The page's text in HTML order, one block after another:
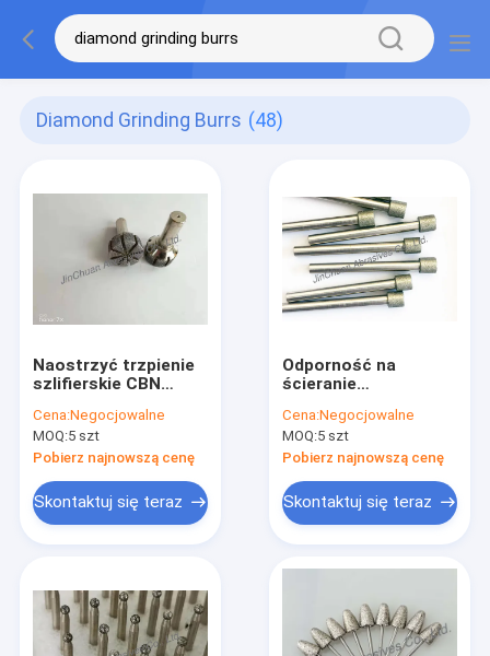
Diamond Grinding Burrs (48)
Naostrzyć trzpienie
szlifierskie CBN
do szlifowania dla
przemysłu
maszynowego
Cena:Negocjowalne
MOQ:5 szt
Pobierz najnowszą cenę
Skontaktuj się teraz
Odporność na
ścieranie
szlifierskie sztyfty /
mocny sztywny
diamentowy zestaw
punktowy
Cena:Negocjowalne
MOQ:5 szt
Pobierz najnowszą cenę
Skontaktuj się teraz